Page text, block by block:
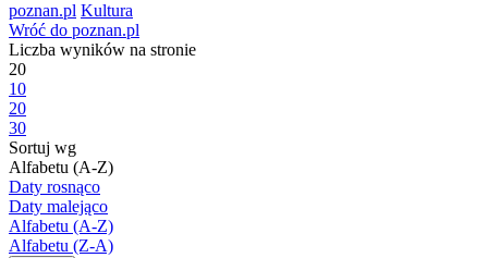
poznan.pl Kultura
Wróć do poznan.pl
Liczba wyników na stronie
20
10
20
30
Sortuj wg
Alfabetu (A-Z)
Daty rosnąco
Daty malejąco
Alfabetu (A-Z)
Alfabetu (Z-A)